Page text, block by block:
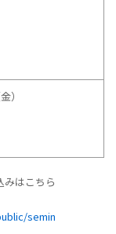
）
はこちら
semin